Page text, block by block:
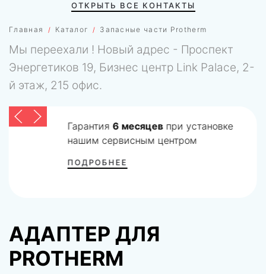
Главная Каталог Запасные части Protherm
ОТКРЫТЬ ВСЕ КОНТАКТЫ
Мы переехали ! Новый адрес - Проспект
Энергетиков 19, Бизнес центр Link Palace, 2-
й этаж, 215 офис.
Гарантия 6 месяцевпри установке
нашим сервисным центром
ПОДРОБНЕЕ
АДАПТЕР ДЛЯ
PROTHERM